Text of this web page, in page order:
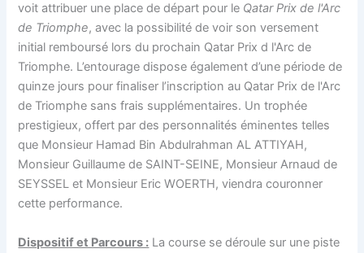
voit attribuer une place de départ pour le Qatar Prix de l'Arc
de Triomphe, avec la possibilité de voir son versement
initial remboursé lors du prochain Qatar Prix d l'Arc de
Triomphe. L’entourage dispose également d’une période de
quinze jours pour finaliser l’inscription au Qatar Prix de l'Arc
de Triomphe sans frais supplémentaires. Un trophée
prestigieux, offert par des personnalités éminentes telles
que Monsieur Hamad Bin Abdulrahman AL ATTIYAH,
Monsieur Guillaume de SAINT-SEINE, Monsieur Arnaud de
SEYSSEL et Monsieur Eric WOERTH, viendra couronner
cette performance.
Dispositif et Parcours : La course se déroule sur une piste